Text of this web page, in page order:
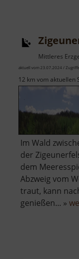
Mittleres
aktuell vom 23.07.2024 /
12 km vom aktuellen
Im Wald
der
dem
Abzweig vom
traut, kann
genießen... »